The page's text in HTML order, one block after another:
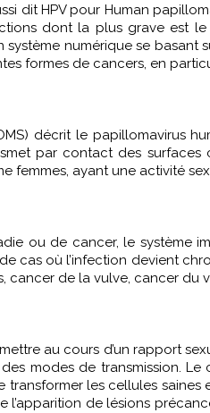
dit HPV pour Human
dont la plus grave est
numérique se basant
formes de cancers, en
décrit le papillomavirus
par contact des
femmes, ayant une activité
ou de cancer, le système
cas où l’infection devient
cancer de la vulve, cancer du
au cours d’un rapport
modes de transmission. Le
les cellules
de lésions